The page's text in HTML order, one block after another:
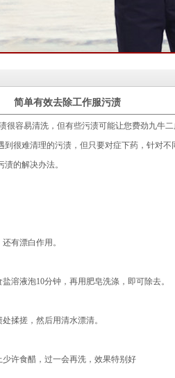
简单有效去除工作服污渍
易清洗，但有些污渍可能让您费劲九牛二
很难清理的污渍，但只要对症下药，针对
的解决办法。
有漂白作用。
液泡10分钟，再用肥皂洗涤，即可除去。
揉搓，然后用清水漂清。
许食醋，过一会再洗，效果特别好